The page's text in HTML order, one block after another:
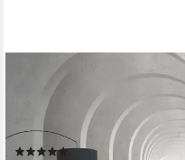
Fototapete THE WALL III
Rundbogen 3D, glatt, matt,
Schlafzimmer Küche
(1)